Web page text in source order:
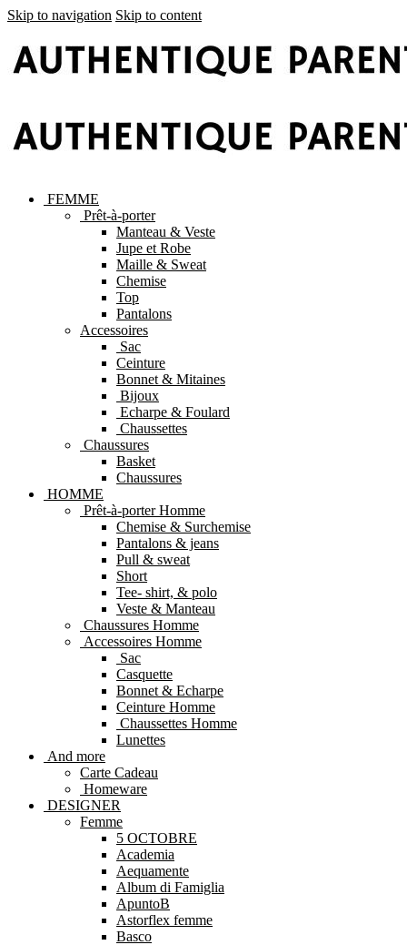
Skip to navigation Skip to content
FEMME
Prêt-à-porter
Manteau & Veste
Jupe et Robe
Maille & Sweat
Chemise
Top
Pantalons
Accessoires
Sac
Ceinture
Bonnet & Mitaines
Bijoux
Echarpe & Foulard
Chaussettes
Chaussures
Basket
Chaussures
HOMME
Prêt-à-porter Homme
Chemise & Surchemise
Pantalons & jeans
Pull & sweat
Short
Tee- shirt, & polo
Veste & Manteau
Chaussures Homme
Accessoires Homme
Sac
Casquette
Bonnet & Echarpe
Ceinture Homme
Chaussettes Homme
Lunettes
And more
Carte Cadeau
Homeware
DESIGNER
Femme
5 OCTOBRE
Academia
Aequamente
Album di Famiglia
ApuntoB
Astorflex femme
Basco